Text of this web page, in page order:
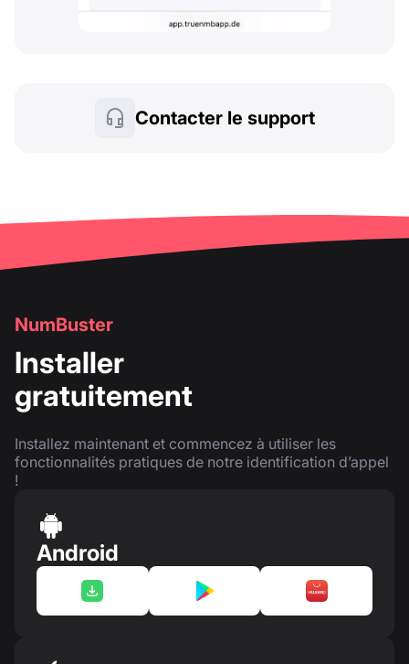
Contacter le support
NumBuster
Installer
gratuitement
Installez maintenant et commencez à utiliser les
fonctionnalités pratiques de notre identification d’appel
!
Android